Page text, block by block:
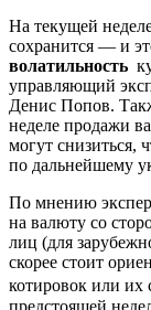
На текущей
сохранится — и
волатильность
управляющий
Денис Попов.
неделе продажи
могут снизиться,
по дальнейшему
По мнению
на валюту со
лиц (для
скорее стоит
котировок или их